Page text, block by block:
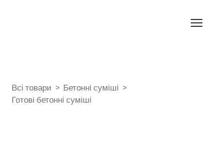
Всі товари
Бетонні суміші
Готові бетонні суміші